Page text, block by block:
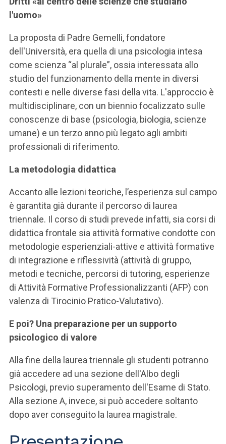
l'uomo»
La proposta di Padre Gemelli, fondatore
dell'Università, era quella di una psicologia intesa
come scienza “al plurale”, ossia interessata allo
studio del funzionamento della mente in diversi
contesti e nelle diverse fasi della vita. L'approccio è
multidisciplinare, con un biennio focalizzato sulle
conoscenze di base (psicologia, biologia, scienze
umane) e un terzo anno più legato agli ambiti
professionali di riferimento.
La metodologia didattica
Accanto alle lezioni teoriche, l’esperienza sul campo
è garantita già durante il percorso di laurea
triennale. Il corso di studi prevede infatti, sia corsi di
didattica frontale sia attività formative condotte con
metodologie esperienziali-attive e attività formative
di integrazione e riflessività (attività di gruppo,
metodi e tecniche, percorsi di tutoring, esperienze
di Attività Formative Professionalizzanti (AFP) con
valenza di Tirocinio Pratico-Valutativo).
E poi? Una preparazione per un supporto
psicologico di valore
Alla fine della laurea triennale gli studenti potranno
già accedere ad una sezione dell'Albo degli
Psicologi, previo superamento dell'Esame di Stato.
Alla sezione A, invece, si può accedere soltanto
dopo aver conseguito la laurea magistrale.